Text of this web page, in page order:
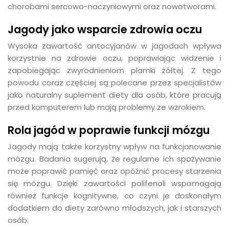
chorobami sercowo-naczyniowymi oraz nowotworami.
Jagody jako wsparcie zdrowia oczu
Wysoka zawartość antocyjanów w jagodach wpływa
korzystnie na zdrowie oczu, poprawiając widzenie i
zapobiegając zwyrodnieniom plamki żółtej. Z tego
powodu coraz częściej są polecane przez specjalistów
jako naturalny suplement diety dla osób, które pracują
przed komputerem lub mają problemy ze wzrokiem.
Rola jagód w poprawie funkcji mózgu
Jagody mają także korzystny wpływ na funkcjonowanie
mózgu. Badania sugerują, że regularne ich spożywanie
może poprawić pamięć oraz opóźnić procesy starzenia
się mózgu. Dzięki zawartości polifenoli wspomagają
również funkcje kognitywne, co czyni je doskonałym
dodatkiem do diety zarówno młodszych, jak i starszych
osób.